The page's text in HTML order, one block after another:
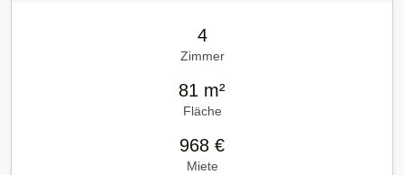
4
Zimmer
81 m²
Fläche
968 €
Miete